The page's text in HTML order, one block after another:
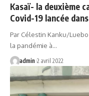
Kasaï- la deuxième
Covid-19 lancée
Par Célestin Kanku/
la pandémie à…
admin 2 avril 2022